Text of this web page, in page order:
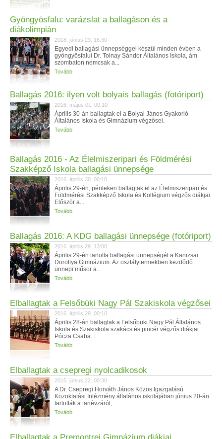
Gyöngyösfalu: varázslat a ballagáson és a
diákolimpián
2018. június 23. 16:30
Egyedi ballagási ünnepséggel készül minden évben a
gyöngyösfalui Dr. Tolnay Sándor Általános Iskola, ám
szombaton nemcsak a...
Tovább
Ballagás 2016: ilyen volt bolyais ballagás (fotóriport)
2016. május 01. 00:10
Április 30-án ballagtak el a Bolyai János Gyakorló
Általános Iskola és Gimnázium végzősei.
Tovább
Ballagás 2016 - Az Élelmiszeripari és Földmérési
Szakképző Iskola ballagási ünnepsége
2016. április 30. 00:10
Április 29-én, pénteken ballagtak el az Élelmiszeripari és
Földmérési Szakképző Iskola és Kollégium végzős diákjai.
Először a...
Tovább
Ballagás 2016: A KDG ballagási ünnepsége (fotóriport)
2016. április 29. 13:00
Április 29-én tartotta ballagási ünnepségét a Kanizsai
Dorottya Gimnázium. Az osztálytermekben kezdődő
ünnepi műsor a...
Tovább
Elballagtak a Felsőbüki Nagy Pál Szakiskola végzősei
2016. április 29. 00:10
Április 28-án ballagtak a Felsőbüki Nagy Pál Általános
Iskola és Szakiskola szakács és pincér végzős diákjai.
Pócza Csaba...
Tovább
Elballagtak a csepregi nyolcadikosok
2015. június 22. 00:30
A Dr. Csepregi Horváth János Közös Igazgatású
Közoktatási Intézmény általános iskolájában június 20-án
tartották a tanévzárót,...
Tovább